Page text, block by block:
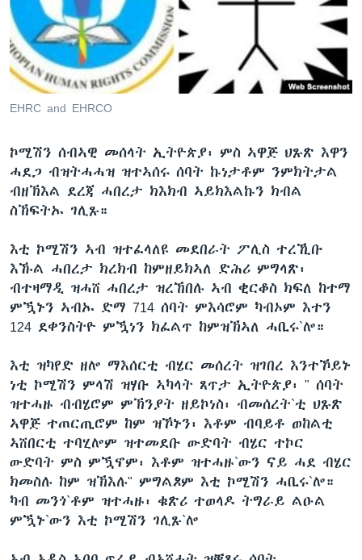
ቂሔ ጽልሚ
ቋንቋታት
EHRC and EHRCO
ኮሚሽን ሰብኣዊ መሰላት ኢትዮጵያ፡ ምስ ኣዋጅ ህጹጽ እዋን
ሓደጋ ብዝትሓሓዝ ዝተኣሰሩ ሰባት ኩነታቶም ንምክትታል
ብዘኽእል ደረጃ ሓበረታ ክእክብ ኣይክእልኩን ክብል
ስኽፍትኡ ገሊጹ።
እቲ ኮሚሽን ኣብ ዝተፈላለዩ መደበራት ፖሊስ ተረኺቡ
እኹል ሓበረታ ክረክብ ከምዘይክኣለ ድሕሪ ምግላጽ፡
ብተዛማዲ ዝሓሸ ሓበረታ ዝረኸበሉ ኣብ ቂርቆስ ክፍለ ከተማ
ምዃኑን ኣብኡ ድማ 714 ሰባት ምእሳሮም ካብኦም እተን
124 ደቀንስትዮ ምዃነን ክፈልጥ ከምዝኽኣለ ሓቢሩ`ሎ።
እቲ ዝካየድ ዘሎ ማእሰርቲ ብሄር መሰረት ዝገበረ እንተኾይኑ
ነቲ ኮሚሽን ምላሽ ዝሃቡ ኣካላት ጸጥታ ኢትዮጵያ፡ " ሰባት
ዝተሓዙ ብብሄሮም ምኽንያት ዘይኮነስ፡ ብመሰረት`ቲ ህጹጽ
ኣዋጅ ተጠርጢሮም ከም ዝኾኑን፡ እቶም ብባይቶ ወከልቲ
ኣሸበርቲ ተባሂሎም ዝተመደቡ ውድባት ብሄር ተኮር
ውድባት ምስ ምዃኖም፡ እቶም ዝተሓዙ`ውን ናይ ሓደ ብሄር
ክመስሉ ከም ዝኽእሉ" ምግልጾም እቲ ኮሚሽን ሓቢሩ`ሎ።
ካብ መንጎ`ቶም ዝተሓዙ፡ ቁጽሪ ተወላዶ ትግራይ ልዑል
ምዃኑ`ውን እቲ ኮሚሽን ገሊጹ`ሎ